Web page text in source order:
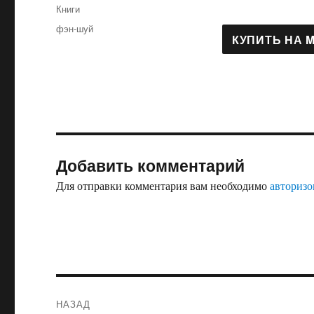
Рубрики
Книги
Метки
фэн-шуй
Добавить комментарий
Для отправки комментария вам необходимо
НАЗАД